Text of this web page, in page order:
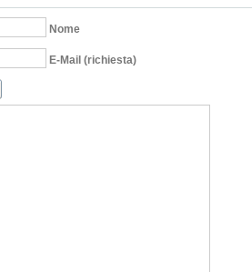
Nome
E-Mail (richiesta)